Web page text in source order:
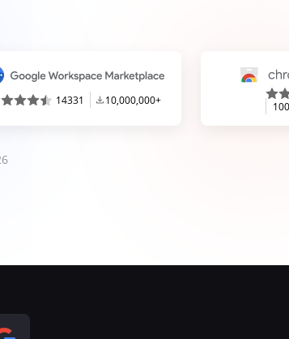
14331 10,000,000+